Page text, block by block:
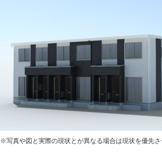
※写真や図と実際の現状とが異なる場合は現状を優先